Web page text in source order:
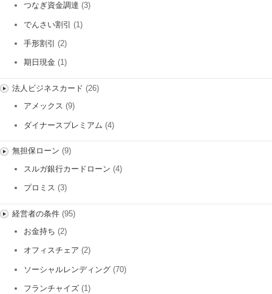
つなぎ資金調達 (3)
でんさい割引 (1)
手形割引 (2)
期日現金 (1)
法人ビジネスカード (26)
アメックス (9)
ダイナースプレミアム (4)
無担保ローン (9)
スルガ銀行カードローン (4)
プロミス (3)
経営者の条件(95)
お金持ち (2)
オフィスチェア (2)
ソーシャルレンディング (70)
フランチャイズ (1)